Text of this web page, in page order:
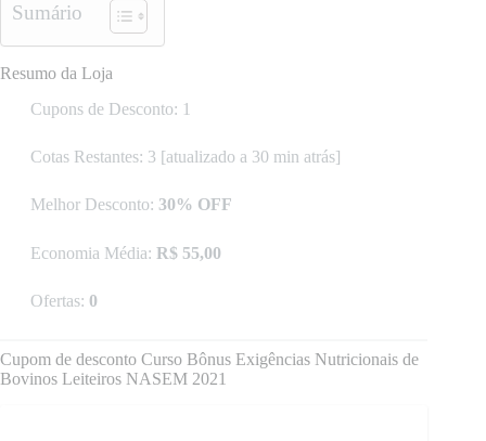
Sumário
Resumo da Loja
Cupons de Desconto: 1
Cotas Restantes: 3 [atualizado a 30 min atrás]
Melhor Desconto: 30% OFF
Economia Média: R$ 55,00
Ofertas: 0
Cupom de desconto Curso Bônus Exigências Nutricionais de
Bovinos Leiteiros NASEM 2021